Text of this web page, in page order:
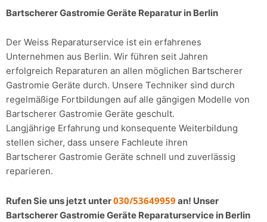
Bartscherer Gastromie Geräte Reparatur in Berlin
Der Weiss Reparaturservice ist ein erfahrenes
Unternehmen aus Berlin. Wir führen seit Jahren
erfolgreich Reparaturen an allen möglichen Bartscherer
Gastromie Geräte durch. Unsere Techniker sind durch
regelmäßige Fortbildungen auf alle gängigen Modelle von
Bartscherer Gastromie Geräte geschult.
Langjährige Erfahrung und konsequente Weiterbildung
stellen sicher, dass unsere Fachleute ihren
Bartscherer Gastromie Geräte schnell und zuverlässig
reparieren.
Rufen Sie uns jetzt unter030/53649959 an! Unser
Bartscherer Gastromie Geräte Reparaturservice in Berlin